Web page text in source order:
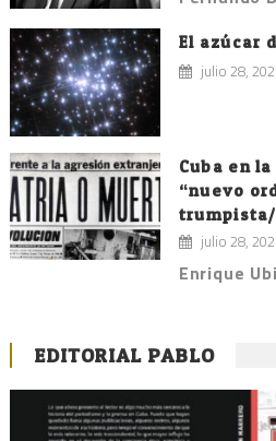
El azúcar
julio 28,
Cuba en
“nuevo
julio 28,
Enrique
EDITORIAL PABLO